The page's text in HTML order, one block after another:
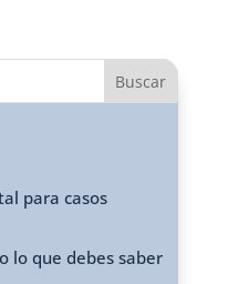
Buscar
para casos
lo que debes saber